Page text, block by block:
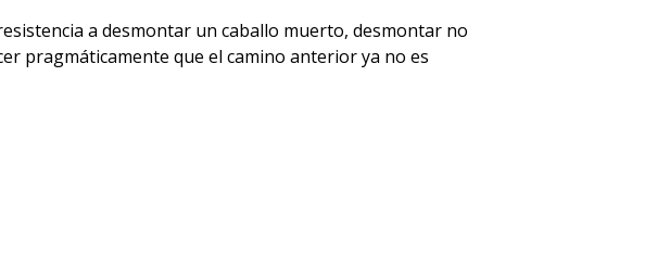
a desmontar un caballo muerto, desmontar no
pragmáticamente que el camino anterior ya no es